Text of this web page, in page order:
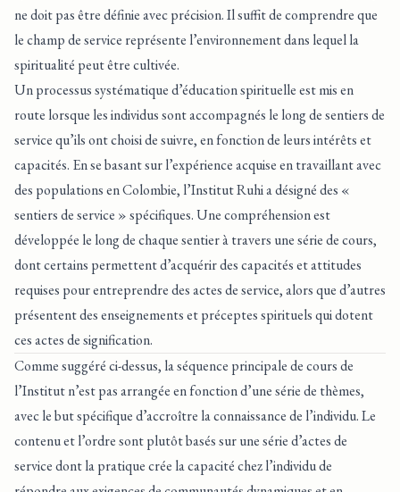
ne doit pas être définie avec précision. Il suffit de comprendre que
le champ de service représente l’environnement dans lequel la
spiritualité peut être cultivée.
Un processus systématique d’éducation spirituelle est mis en
route lorsque les individus sont accompagnés le long de sentiers de
service qu’ils ont choisi de suivre, en fonction de leurs intérêts et
capacités. En se basant sur l’expérience acquise en travaillant avec
des populations en Colombie, l’Institut Ruhi a désigné des «
sentiers de service » spécifiques. Une compréhension est
développée le long de chaque sentier à travers une série de cours,
dont certains permettent d’acquérir des capacités et attitudes
requises pour entreprendre des actes de service, alors que d’autres
présentent des enseignements et préceptes spirituels qui dotent
ces actes de signification.
Comme suggéré ci-dessus, laséquence principale de coursde
l’Institut n’est pas arrangée en fonction d’une série de thèmes,
avec le but spécifique d’accroître la connaissance de l’individu. Le
contenu et l’ordre sont plutôt basés sur une série d’actes de
service dont la pratique crée la capacité chez l’individu de